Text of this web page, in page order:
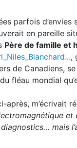
parfois
en pareille
Père de famille et
,
de Canadiens,
fléau mondial
m’écrivait
mais